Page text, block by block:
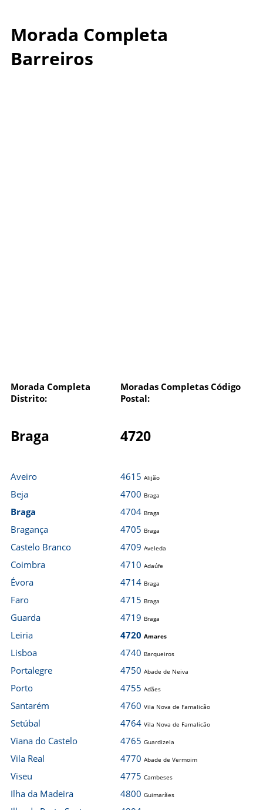
Morada Completa
Barreiros
Morada Completa
Distrito:
Moradas Completas Código
Postal:
Braga 4720
Aveiro
Beja
Braga
Bragança
Castelo Branco
Coimbra
Évora
Faro
Guarda
Leiria
Lisboa
Portalegre
Porto
Santarém
Setúbal
Viana do Castelo
Vila Real
Viseu
Ilha da Madeira
4615 Alijão
4700 Braga
4704 Braga
4705 Braga
4709 Aveleda
4710 Adaúfe
4714 Braga
4715 Braga
4719 Braga
4720 Amares
4740 Barqueiros
4750 Abade de Neiva
4755 Adães
4760 Vila Nova de Famalicão
4764 Vila Nova de Famalicão
4765 Guardizela
4770 Abade de Vermoim
4775 Cambeses
4800 Guimarães